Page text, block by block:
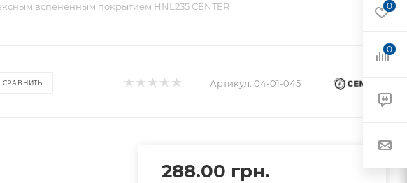
вспененным покрытием HNL235 CENTER
СРАВНИТЬ Артикул: 04-01-045
288.00 грн.
0
0